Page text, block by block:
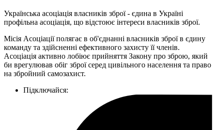
Українська асоціація власників зброї - єдина в Україні
профільна асоціація, що відстоює інтереси власників зброї.
Місія Асоціації полягає в об'єднанні власників зброї в єдину
команду та здійсненні ефективного захисту її членів.
Асоціація активно лобіює прийняття Закону про зброю, який
би врегулював обіг зброї серед цивільного населення та право
на збройний самозахист.
Підключайся: